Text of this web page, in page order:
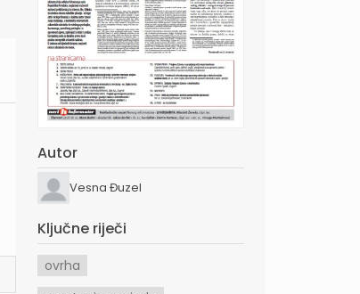
Autor
Vesna Đuzel
Ključne riječi
ovrha